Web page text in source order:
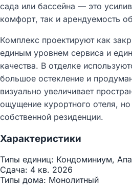
сада или бассейна — это
комфорт, так и арендуемость
Комплекс проектируют как
единым уровнем сервиса и
качества. В отделке
большое остекление и
визуально увеличивает
ощущение курортного отеля,
собственной резиденции.
Характеристики
Типы единиц: Кондоминиум,
Сдача: 4 кв. 2026
Типы дома: Монолитный